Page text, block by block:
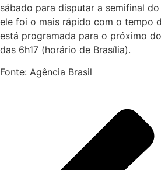
sábado para disputar a semifinal do
ele foi o mais rápido com o tempo
está programada para o próximo
das 6h17 (horário de Brasília).
Fonte: Agência Brasil